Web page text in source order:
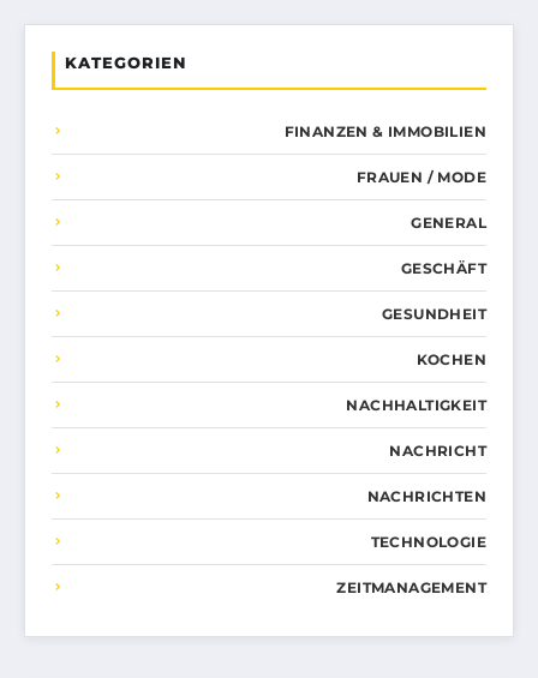
KATEGORIEN
FINANZEN & IMMOBILIEN
FRAUEN / MODE
GENERAL
GESCHÄFT
GESUNDHEIT
KOCHEN
NACHHALTIGKEIT
NACHRICHT
NACHRICHTEN
TECHNOLOGIE
ZEITMANAGEMENT